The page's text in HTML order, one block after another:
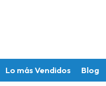
Lo más Vendidos Blog